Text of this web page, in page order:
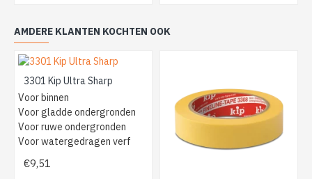
AMDERE KLANTEN KOCHTEN OOK
3301 Kip Ultra Sharp
Voor binnen
Voor gladde ondergronden
Voor ruwe ondergronden
Voor watergedragen verf
€9,51